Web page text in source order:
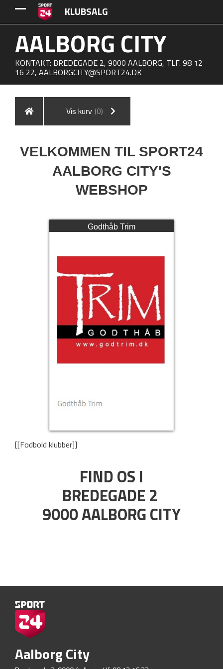
KLUBSALG
AALBORG CITY
KONTAKT: BREDEGADE 2, 9000 AALBORG, TLF. 98 12
16 22, AALBORGCITY@SPORT24.DK
Vis kurv (0)
VELKOMMEN TIL SPORT24
AALBORG CITY'S
WEBSHOP
Godthåb Trim
[[Fodbold klubber]]
FIND OS I
BREDEGADE 2
9000 AALBORG CITY
Aalborg City